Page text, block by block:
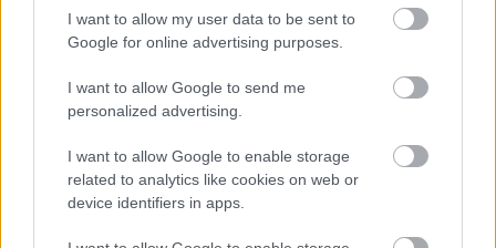
I want to allow my user data to be sent to
Google for online advertising purposes.
I want to allow Google to send me
personalized advertising.
I want to allow Google to enable storage
related to analytics like cookies on web or
device identifiers in apps.
Meccs Center
Paris Saint-Germain
Manchester United
Felkészülési szezon 4. mérkőzés